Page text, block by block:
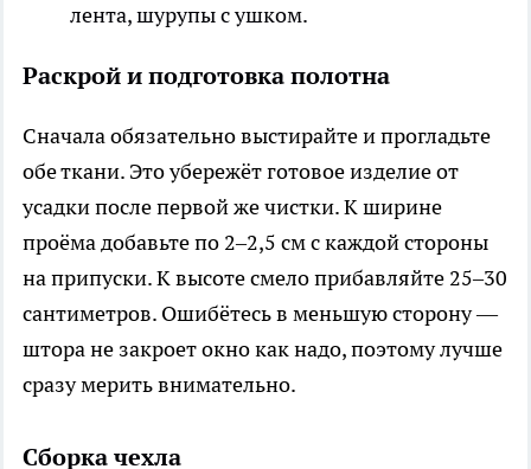
лента, шурупы с ушком.
Раскрой и подготовка полотна
Сначала обязательно выстирайте и прогладьте
обе ткани. Это убережёт готовое изделие от
усадки после первой же чистки. К ширине
проёма добавьте по 2–2,5 см с каждой стороны
на припуски. К высоте смело прибавляйте 25–30
сантиметров. Ошибётесь в меньшую сторону —
штора не закроет окно как надо, поэтому лучше
сразу мерить внимательно.
Сборка чехла